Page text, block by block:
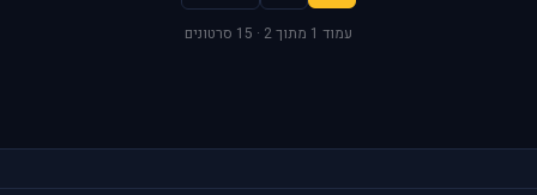
עמוד 1 מתוך 2 · 15 סרטונים